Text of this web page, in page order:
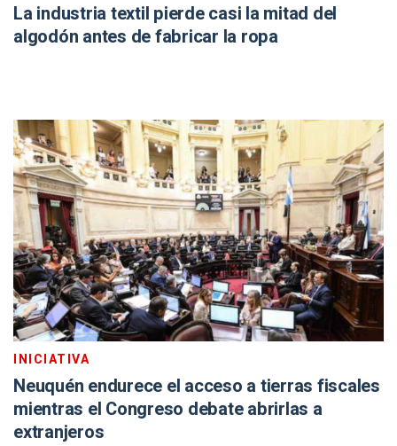
La industria textil pierde casi la mitad del
algodón antes de fabricar la ropa
INICIATIVA
Neuquén endurece el acceso a tierras fiscales
mientras el Congreso debate abrirlas a
extranjeros